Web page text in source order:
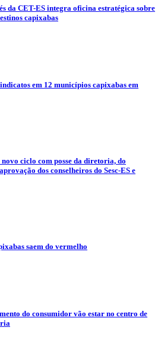
da CET-ES integra oficina estratégica sobre
capixabas
em 12 municípios capixabas em
ciclo com posse da diretoria, do
dos conselheiros do Sesc-ES e
saem do vermelho
do consumidor vão estar no centro de